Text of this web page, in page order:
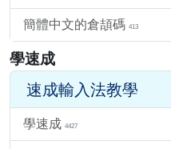
簡體中文的倉頡碼 413
學速成
速成輸入法教學
學速成 4427